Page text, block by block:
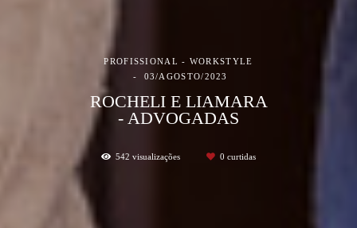
PROFISSIONAL - WORKSTYLE
03/AGOSTO/2023
ROCHELI E LIAMARA
- ADVOGADAS
542 visualizações 0 curtidas